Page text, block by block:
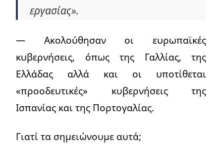
εργασίας».
— Ακολούθησαν οι ευρωπαϊκές
κυβερνήσεις, όπως της Γαλλίας, της
Ελλάδας αλλά και οι υποτίθεται
«προοδευτικές» κυβερνήσεις της
Ισπανίας και της Πορτογαλίας.
Γιατί τα σημειώνουμε αυτά;